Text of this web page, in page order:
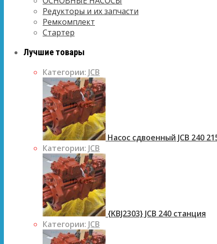
Редукторы и их запчасти
Ремкомплект
Стартер
Лучшие товары
Категории: JCB
Насос сдвоенный JCB 240
Категории: JCB
{KBJ2303} JCB 240 станция
Категории: JCB